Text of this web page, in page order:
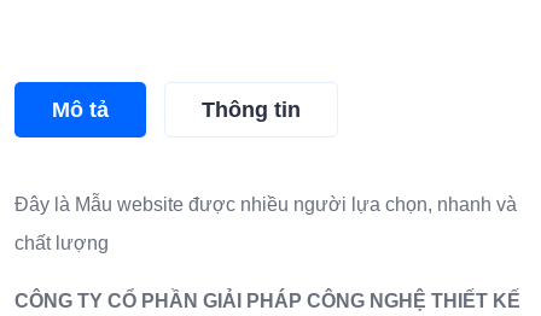
Mô tả Thông tin
Đây là Mẫu website được nhiều người lựa chọn, nhanh và
chất lượng
CÔNG TY CỔ PHẦN GIẢI PHÁP CÔNG NGHỆ THIẾT KẾ